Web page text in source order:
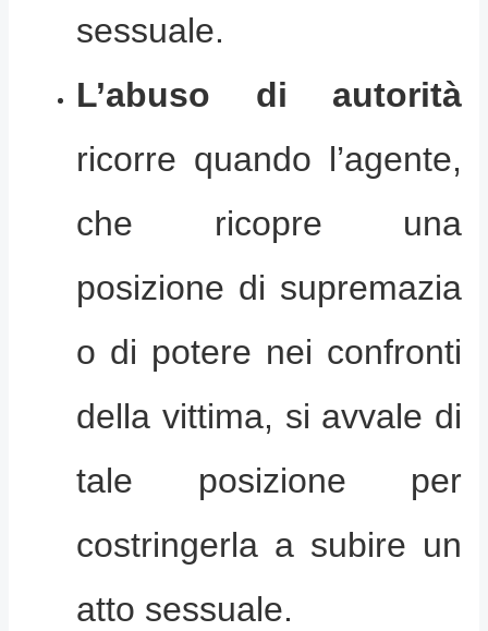
sessuale.
L’abuso di autorità
ricorre quando l’agente,
che ricopre una
posizione di supremazia
o di potere nei confronti
della vittima, si avvale di
tale posizione per
costringerla a subire un
atto sessuale.